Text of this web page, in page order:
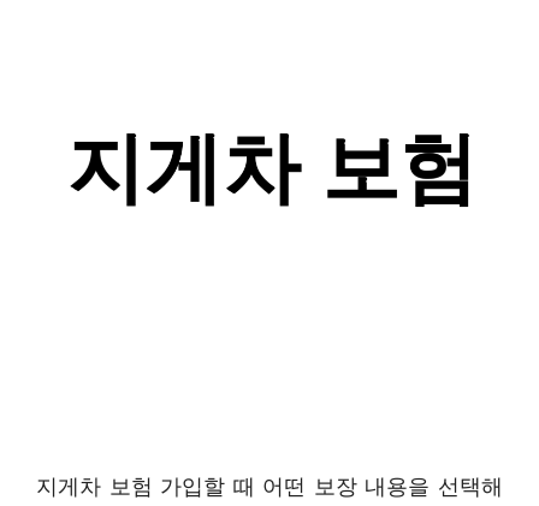
지게차 보험 가입할 때 어떤 보장 내용을 선택해